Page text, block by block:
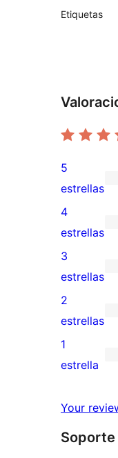
Etiquetas
10
de
5
estrellas
5
estrellas
0
de
4
estrellas
4
estrellas
0
de
3
estrellas
3
estrellas
0
de
estrellas
2
estrellas
1
de
estrellas
1
estrella
Your
Soporte